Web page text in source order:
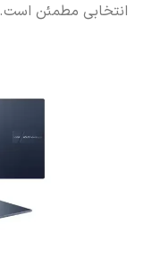
انتخابی مطمئن است.